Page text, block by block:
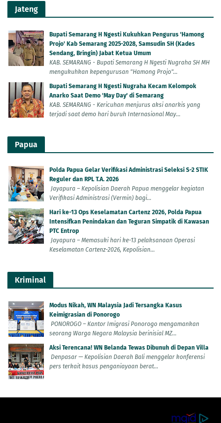
Jateng
Bupati Semarang H Ngesti Kukuhkan Pengurus 'Hamong
Projo' Kab Semarang 2025-2028, Samsudin SH (Kades
Sendang, Bringin) Jabat Ketua Umum
KAB. SEMARANG - Bupati Semarang H Ngesti Nugraha SH MH
mengukuhkan kepengurusan "Hamong Projo"...
Bupati Semarang H Ngesti Nugraha Kecam Kelompok
Anarko Saat Demo 'May Day' di Semarang
KAB. SEMARANG - Kericuhan menjurus aksi anarkis yang
terjadi saat demo hari buruh Internasional May...
Papua
Polda Papua Gelar Verifikasi Administrasi Seleksi S-2 STIK
Reguler dan RPL T.A. 2026
Jayapura – Kepolisian Daerah Papua menggelar kegiatan
Verifikasi Administrasi (Vermin) bagi...
Hari ke-13 Ops Keselamatan Cartenz 2026, Polda Papua
Intensifkan Penindakan dan Teguran Simpatik di Kawasan
PTC Entrop
Jayapura – Memasuki hari ke-13 pelaksanaan Operasi
Keselamatan Cartenz-2026, Kepolisian...
Kriminal
Modus Nikah, WN Malaysia Jadi Tersangka Kasus
Keimigrasian di Ponorogo
PONOROGO – Kantor Imigrasi Ponorogo mengamankan
seorang Warga Negara Malaysia berinisial MZ...
Aksi Terencana! WN Belanda Tewas Dibunuh di Depan Villa
Denpasar — Kepolisian Daerah Bali menggelar konferensi
pers terkait kasus penganiayaan berat...